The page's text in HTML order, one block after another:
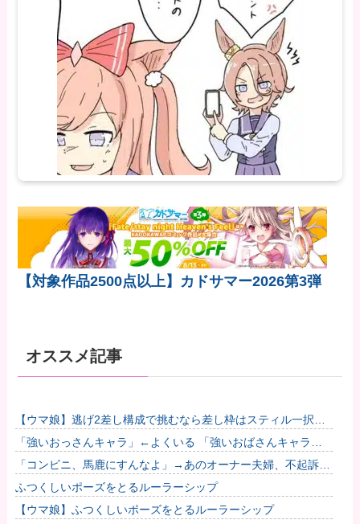
【対象作品2500点以上】カドサマー2026第3弾
オススメ記事
【ウマ娘】逃げ2差し構成で挑むなら差し枠はスティル一択な
のだ。他
「強いおっさんキャラ」←よくいる 「強いおばさんキャラ」
← 全然いない他
「コンビニ、馬鹿にすんなよ」→あのオーナー夫婦、不起訴ｗ
ｗｗｗｗｗｗｗｗ
ふつくしいポーズをとるルーラーシップ
【ウマ娘】ふつくしいポーズをとるルーラーシップ